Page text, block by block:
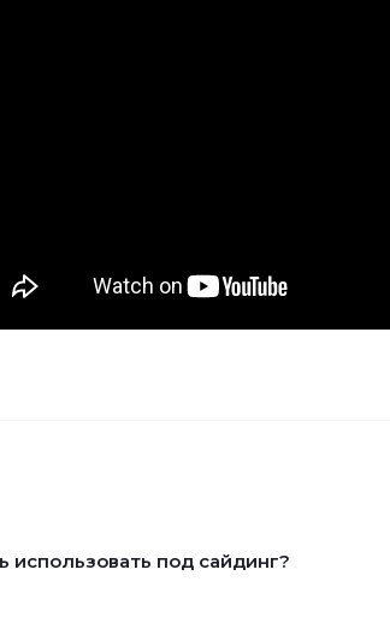
использовать под сайдинг?